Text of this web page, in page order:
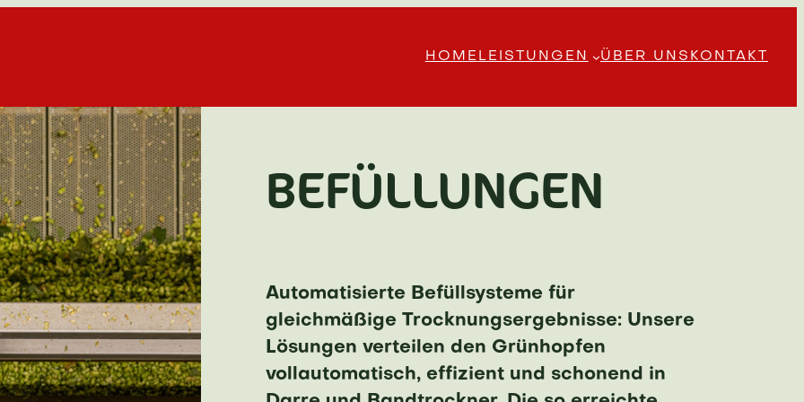
HOME LEISTUNGEN ÜBER UNS KONTAKT
BEFÜLLUNGEN
Automatisierte Befüllsysteme für
gleichmäßige Trocknungsergebnisse: Unsere
Lösungen verteilen den Grünhopfen
vollautomatisch, effizient und schonend in